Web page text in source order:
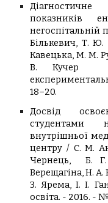
показників
негоспітальній
Бількевич, Т.
Кавецька, М. М.
В. Кучер
18–20.
Досвід
студентами
внутрішньої
центру / С. М.
Чернець, Б.
Верещагіна,Н. А.
З.Ярема, І. І.
освіта. - 2016. -